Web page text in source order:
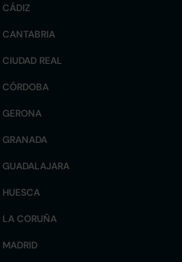
CÁDIZ
CANTABRIA
CIUDAD REAL
CÓRDOBA
GERONA
GRANADA
GUADALAJARA
HUESCA
LA CORUÑA
MADRID